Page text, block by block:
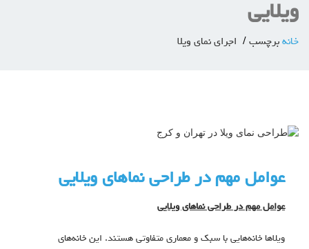
ویلایی
خانه برچسب اجرای نمای ویلا
عوامل مهم در طراحی نماهای ویلایی
عوامل مهم در طراحی نماهای ویلایی
ویلاها خانه‌هایی با سبک و معماری متفاوتی هستند. این خانه‌های